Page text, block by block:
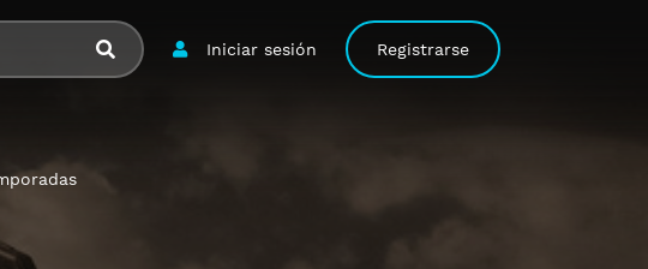
Iniciar sesión Registrarse